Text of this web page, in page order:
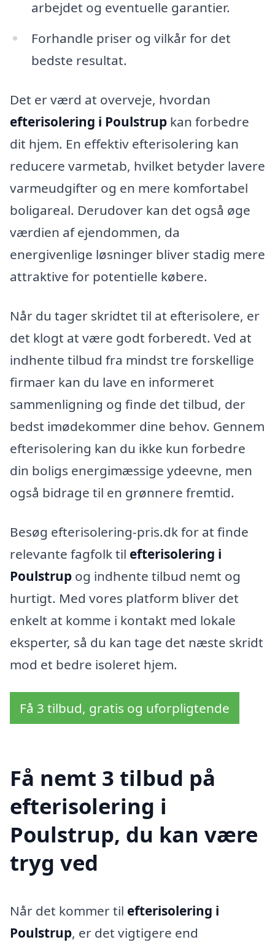
arbejdet og eventuelle garantier.
Forhandle priser og vilkår for det
bedste resultat.
Det er værd at overveje, hvordan
efterisolering i Poulstrup kan forbedre
dit hjem. En effektiv efterisolering kan
reducere varmetab, hvilket betyder lavere
varmeudgifter og en mere komfortabel
boligareal. Derudover kan det også øge
værdien af ejendommen, da
energivenlige løsninger bliver stadig mere
attraktive for potentielle købere.
Når du tager skridtet til at efterisolere, er
det klogt at være godt forberedt. Ved at
indhente tilbud fra mindst tre forskellige
firmaer kan du lave en informeret
sammenligning og finde det tilbud, der
bedst imødekommer dine behov. Gennem
efterisolering kan du ikke kun forbedre
din boligs energimæssige ydeevne, men
også bidrage til en grønnere fremtid.
Besøg efterisolering-pris.dk for at finde
relevante fagfolk til efterisolering i
Poulstrup og indhente tilbud nemt og
hurtigt. Med vores platform bliver det
enkelt at komme i kontakt med lokale
eksperter, så du kan tage det næste skridt
mod et bedre isoleret hjem.
Få 3 tilbud, gratis og uforpligtende
Få nemt 3 tilbud på
efterisolering i
Poulstrup, du kan være
tryg ved
Når det kommer til efterisolering i
Poulstrup, er det vigtigere end